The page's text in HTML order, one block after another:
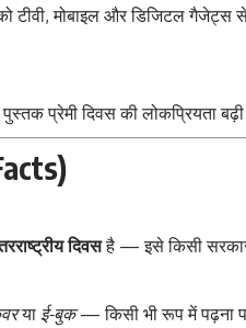
टीवी, मोबाइल और डिजिटल
पुस्तक प्रेमी दिवस की
दिवसहै — इसे किसी
या ई-बुक— किसी भी रूप में पढ़ना